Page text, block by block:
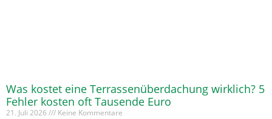
Was kostet eine Terrassenüberdachung wirklich? 5
Fehler kosten oft Tausende Euro
21. Juli 2026 Keine Kommentare